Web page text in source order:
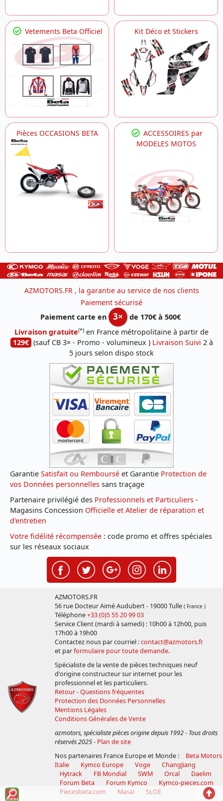
Vetements Beta Officiel Kit Déco et Stickers
Pièces OCCASIONS BETA
ACCESSOIRES par
MODELES MOTOS
AZMOTORS.FR , la garantie au service de nos clients
Paiement sécurisé
Paiement carte en
3×
de 170€ à 500€
Livraison gratuite(*) en France métropolitaine à partir de
129€ (sauf CB 3× - Promo - volumineux ) Livraison Suivi 2 à
5 jours selon dispo stock
Garantie Satisfait ou Remboursé et Garantie Protection de
vos Données personnelles sans traçage
Partenaire privilégié des Professionnels et Particuliers -
Magasins Concession Officielle et Atelier de réparation et
d'entretien
Votre fidélité récompensée : code promo et offres spéciales
sur les réseaux sociaux
AZMOTORS.FR
56 rue Docteur Aimé Audubert - 19000 Tulle ( France )
Téléphone+33 (0)5 55 20 99 03
Service Client (mardi à samedi) : 10h00 à 12h00, puis
17h00 à 19h00
Contactez nous par courriel :contact@azmotors.fr
et parformulaire pour toute demande.
Spécialiste de la vente de pièces techniques neuf
d'origine constructeur sur internet pour les
professionnel et les particuliers.
Retour - Questions fréquentes
Protection des Données Personnelles
Mentions Légales
Conditions Générales de Vente
azmotors, spécialiste pièces origine depuis 1992 - Tous droits
réservés 2025- Plan de site
Nos partenaires France Europe et Monde :
Beta Motors
Italie
Kymco Europe Voge
ChangJiang
Hytrack
FB Mondial SWM Orcal
Daelim
Forum Beta
Forum Kymco
Kymco-pieces.com
Piecesbeta.com
Masaï SLOE
Voir